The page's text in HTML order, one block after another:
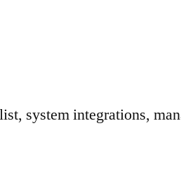
system integrations,